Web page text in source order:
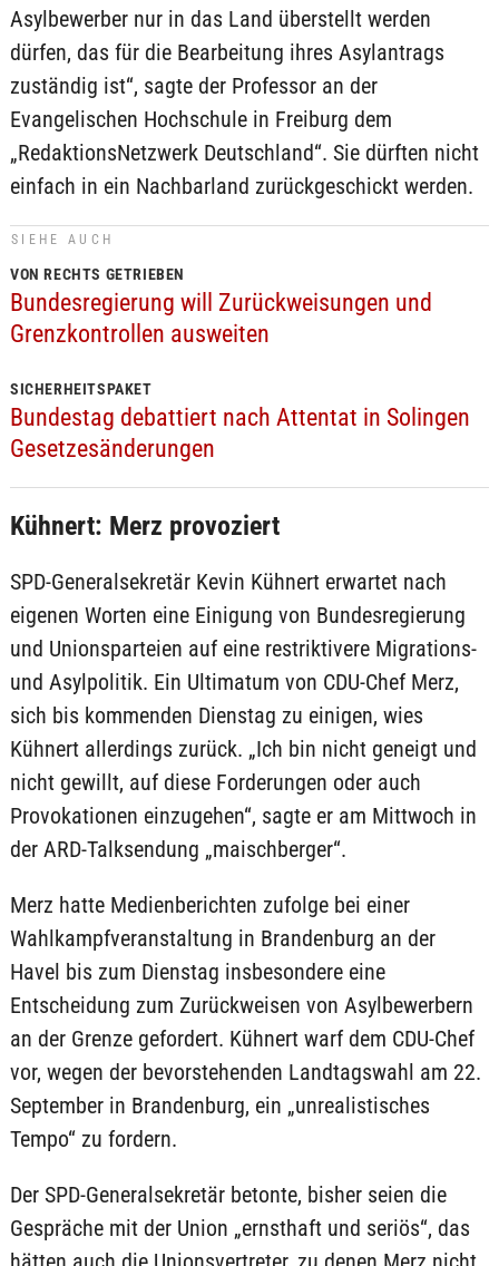
Asylbewerber nur in das Land überstellt werden
dürfen, das für die Bearbeitung ihres Asylantrags
zuständig ist“, sagte der Professor an der
Evangelischen Hochschule in Freiburg dem
„RedaktionsNetzwerk Deutschland“. Sie dürften nicht
einfach in ein Nachbarland zurückgeschickt werden.
SIEHE AUCH
VON RECHTS GETRIEBEN
Bundesregierung will Zurückweisungen und
Grenzkontrollen ausweiten
SICHERHEITSPAKET
Bundestag debattiert nach Attentat in Solingen
Gesetzesänderungen
Kühnert: Merz provoziert
SPD-Generalsekretär Kevin Kühnert erwartet nach
eigenen Worten eine Einigung von Bundesregierung
und Unionsparteien auf eine restriktivere Migrations-
und Asylpolitik. Ein Ultimatum von CDU-Chef Merz,
sich bis kommenden Dienstag zu einigen, wies
Kühnert allerdings zurück. „Ich bin nicht geneigt und
nicht gewillt, auf diese Forderungen oder auch
Provokationen einzugehen“, sagte er am Mittwoch in
der ARD-Talksendung „maischberger“.
Merz hatte Medienberichten zufolge bei einer
Wahlkampfveranstaltung in Brandenburg an der
Havel bis zum Dienstag insbesondere eine
Entscheidung zum Zurückweisen von Asylbewerbern
an der Grenze gefordert. Kühnert warf dem CDU-Chef
vor, wegen der bevorstehenden Landtagswahl am 22.
September in Brandenburg, ein „unrealistisches
Tempo“ zu fordern.
Der SPD-Generalsekretär betonte, bisher seien die
Gespräche mit der Union „ernsthaft und seriös“, das